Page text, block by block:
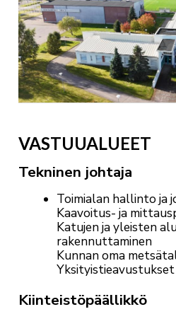
VASTUUALUEET
Tekninen johtaja
Toimialan hallinto ja
Kaavoitus- ja
Katujen ja yleisten
rakennuttaminen
Kunnan oma
Yksityistieavustukset
Kiinteistöpäällikkö